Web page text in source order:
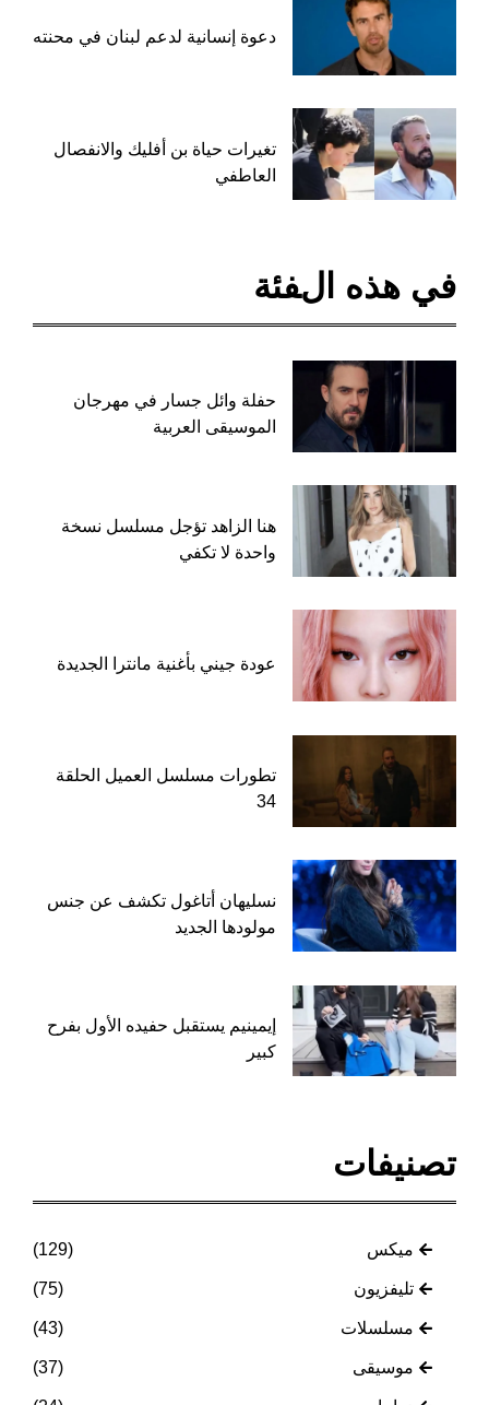
دعوة إنسانية لدعم لبنان في محنته
تغيرات حياة بن أفليك والانفصال
العاطفي
في هذه الفئة
حفلة وائل جسار في مهرجان
الموسيقى العربية
هنا الزاهد تؤجل مسلسل نسخة
واحدة لا تكفي
عودة جيني بأغنية مانترا الجديدة
تطورات مسلسل العميل الحلقة
34
نسليهان أتاغول تكشف عن جنس
مولودها الجديد
إيمينيم يستقبل حفيده الأول بفرح
كبير
تصنيفات
ميكس
تليفزيون
مسلسلات
موسيقى